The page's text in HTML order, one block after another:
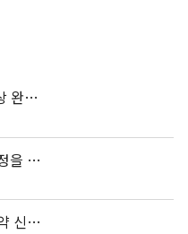
2026 춘천마라톤 명전 20회 이상 완주자 특별접수 안내
[2026 춘천마라톤] 출발그룹 배정을 위한 기록증 제출 안내
[마감]2026 춘천마라톤 버스 예약 신청 안내